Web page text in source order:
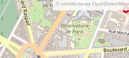
© contributeurs OpenStreetMap